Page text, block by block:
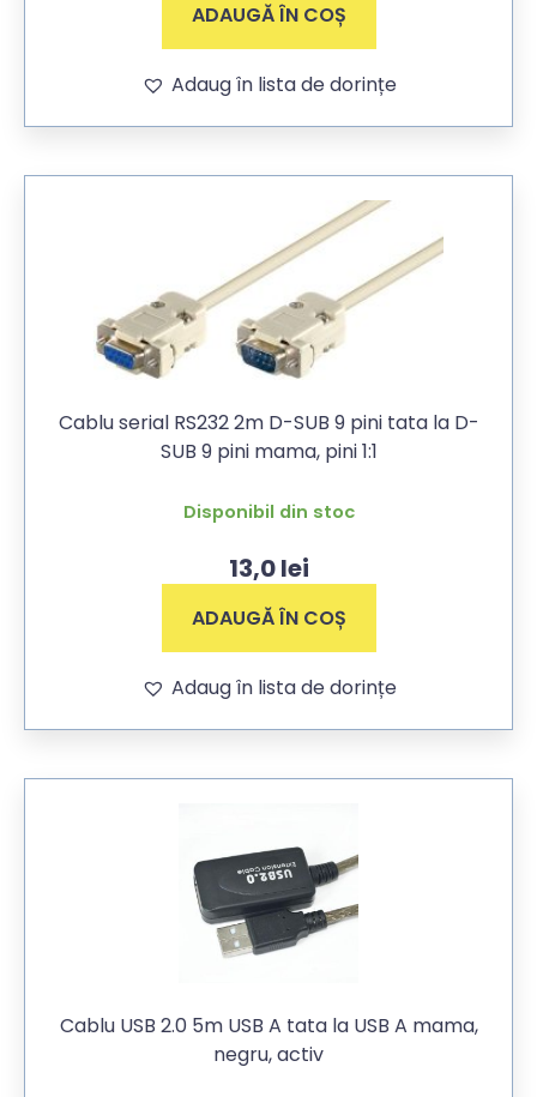
ADAUGĂ ÎN COȘ
Adaug în lista de dorințe
Cablu serial RS232 2m D-SUB 9 pini tata la D-
SUB 9 pini mama, pini 1:1
Disponibil din stoc
13,0lei
ADAUGĂ ÎN COȘ
Adaug în lista de dorințe
Cablu USB 2.0 5m USB A tata la USB A mama,
negru, activ